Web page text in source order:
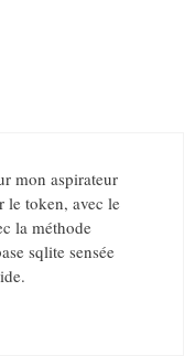
mon aspirateur
le token, avec le
la méthode
sqlite sensée